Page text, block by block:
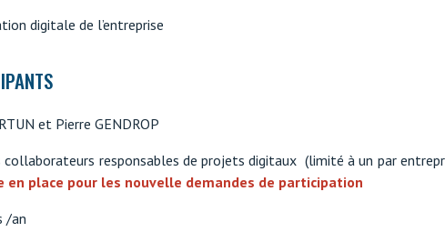
digitale de l’entreprise
et Pierre GENDROP
responsables de projets digitaux (limité à un par
en place pour les nouvelle demandes de participation
/an